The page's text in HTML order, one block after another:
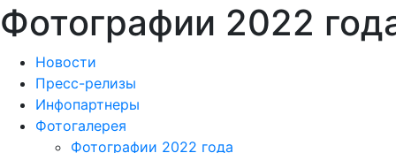
Фотографии 2022
Новости
Пресс-релизы
Инфопартнеры
Фотогалерея
Фотографии 2022 года